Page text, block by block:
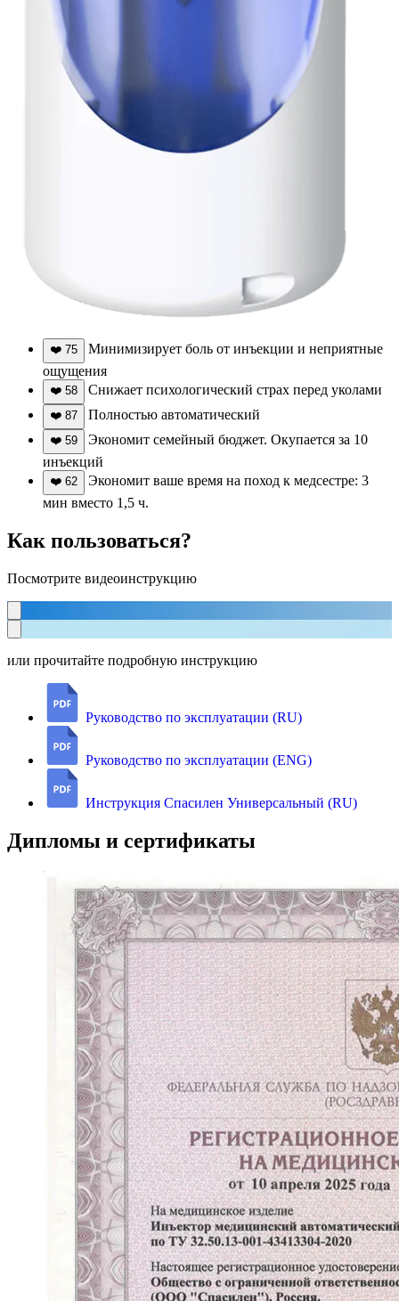
❤️ 75
Минимизирует боль от инъекции и неприятные
ощущения
❤️ 58 Снижает психологический страх перед уколами
❤️ 87 Полностью автоматический
❤️ 59
Экономит семейный бюджет. Окупается за 10
инъекций
❤️ 62
Экономит ваше время на поход к медсестре: 3
мин вместо 1,5 ч.
Как пользоваться?
Посмотрите видеоинструкцию
или прочитайте подробную инструкцию
Руководство по эксплуатации (RU)
Руководство по эксплуатации (ENG)
Инструкция Спасилен Универсальный (RU)
Дипломы и сертификаты